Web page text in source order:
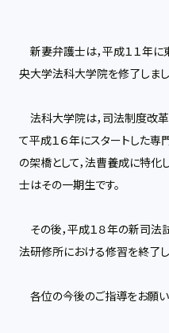
新妻弁護士は，平成１１年に
央大学法科大学院を修了しまし
法科大学院は，司法制度改
て平成１６年にスタートした
の架橋として，法曹養成に特化
士はその一期生です。
その後，平成１８年の新司法
法研修所における修習を終了し
各位の今後のご指導をお願い